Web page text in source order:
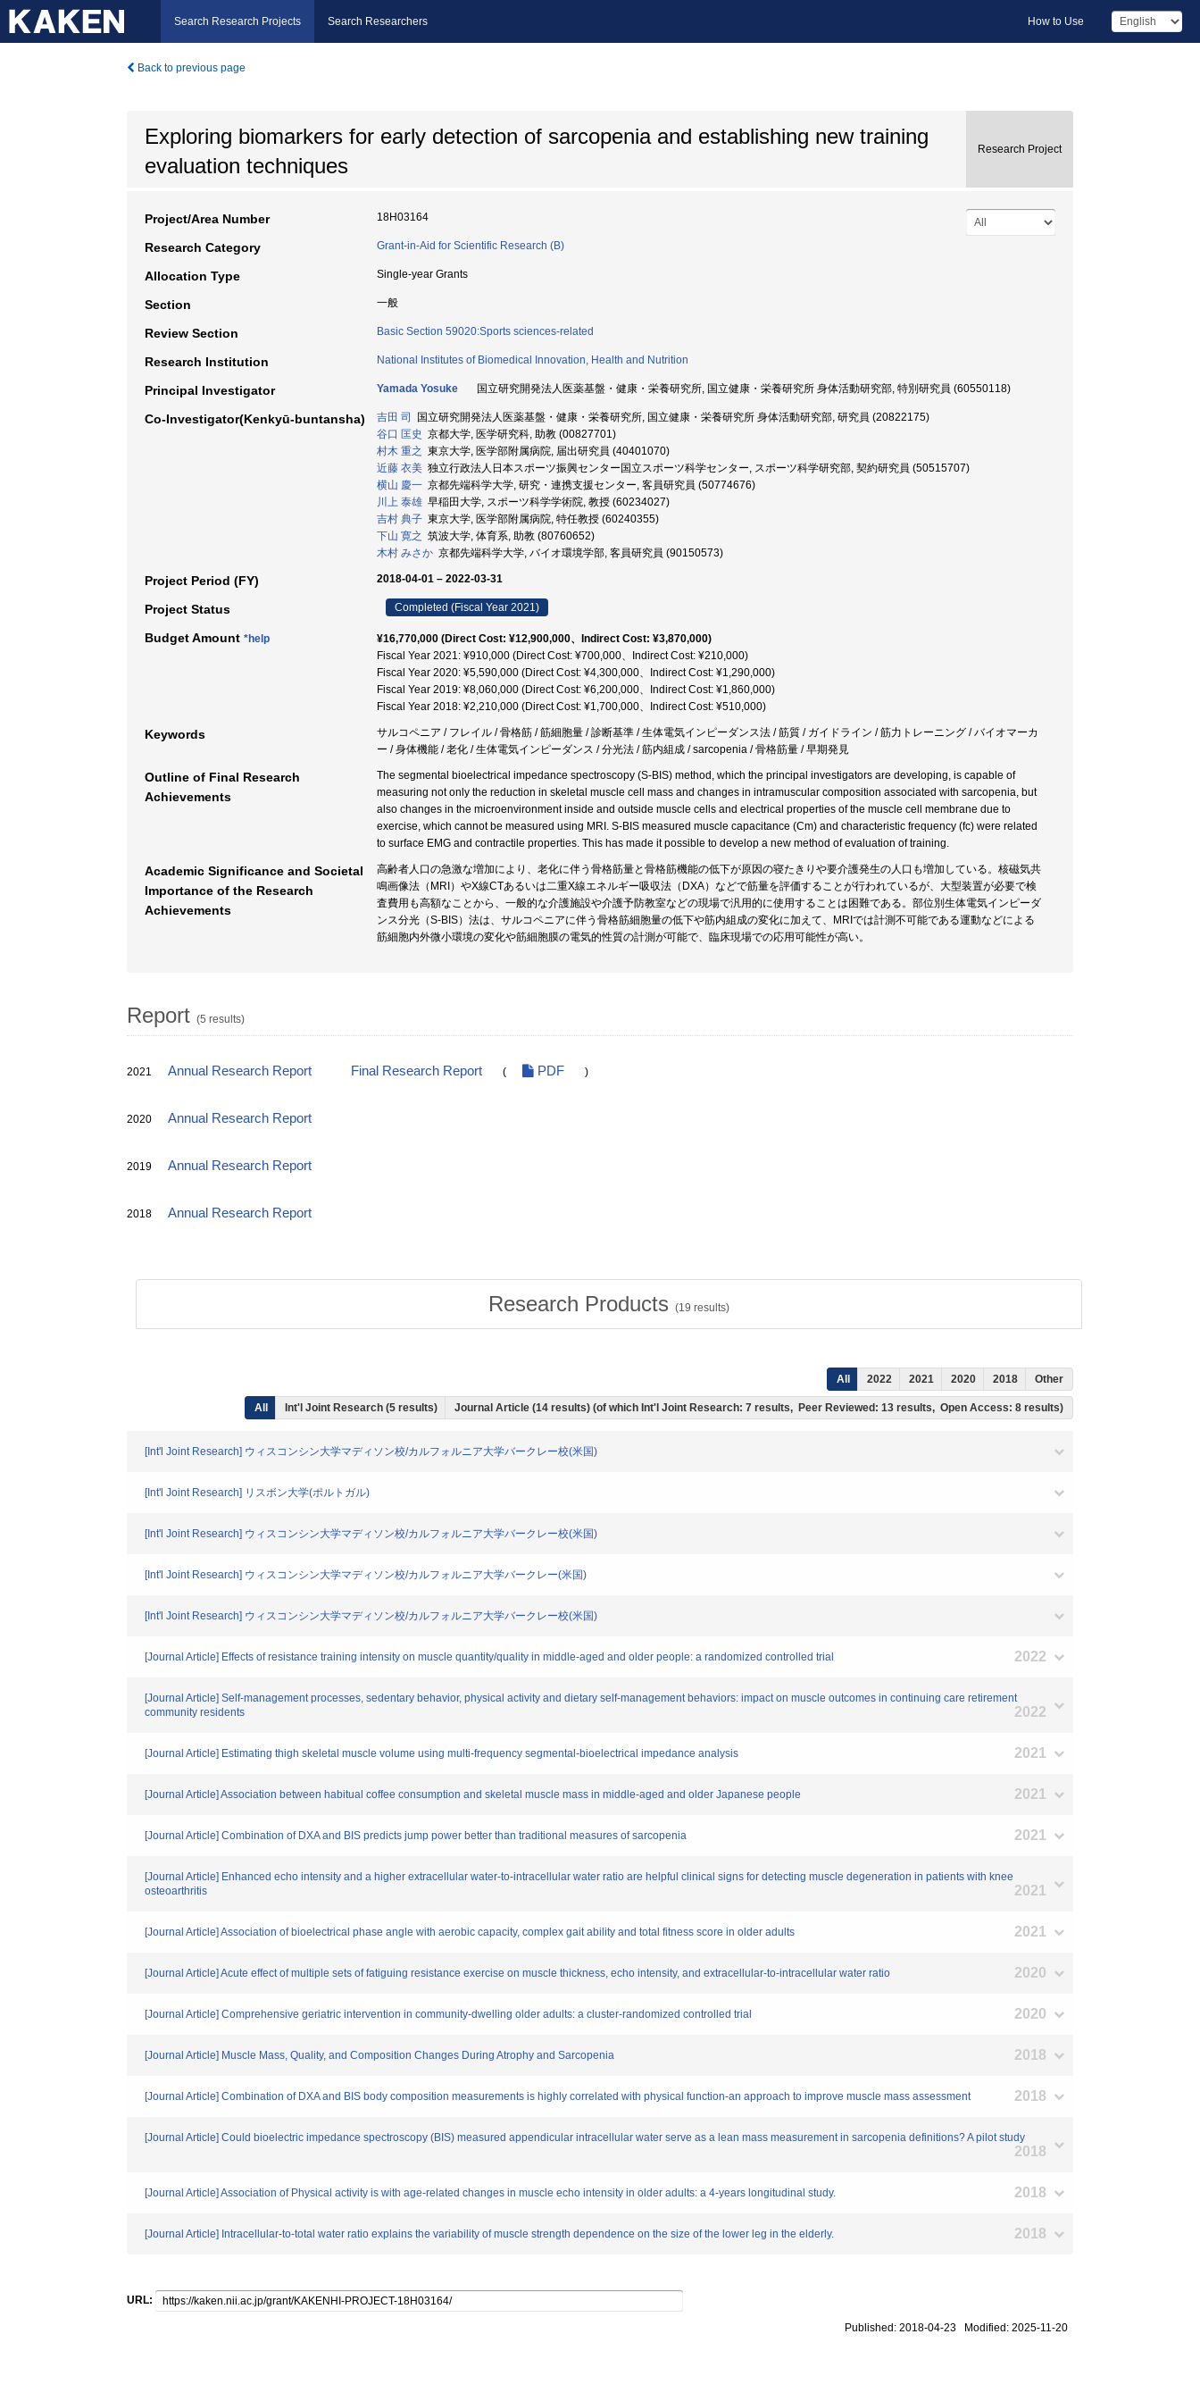
Search Research Projects Search Researchers How to Use
Back to previous page
Exploring biomarkers for early detection of sarcopenia and establishing new training
evaluation techniques
Research Project
Project/Area Number 18H03164
Research Category Grant-in-Aid for Scientific Research (B)
Allocation Type Single-year Grants
Section 一般
Review Section Basic Section 59020:Sports sciences-related
Research Institution National Institutes of Biomedical Innovation, Health and Nutrition
Principal Investigator Yamada Yosuke 国立研究開発法人医薬基盤・健康・栄養研究所, 国立健康・栄養研究所 身体活動研究部, 特別研究員 (60550118)
Co-Investigator(Kenkyū-buntansha) 吉田 司
国立研究開発法人医薬基盤・健康・栄養研究所, 国立健康・栄養研究所 身体活動研究部, 研究員 (20822175)
谷口 匡史 京都大学, 医学研究科, 助教 (00827701)
村木 重之 東京大学, 医学部附属病院, 届出研究員 (40401070)
近藤 衣美 独立行政法人日本スポーツ振興センター国立スポーツ科学センター, スポーツ科学研究部, 契約研究員 (50515707)
横山 慶一 京都先端科学大学, 研究・連携支援センター, 客員研究員 (50774676)
川上 泰雄 早稲田大学, スポーツ科学学術院, 教授 (60234027)
吉村 典子 東京大学, 医学部附属病院, 特任教授 (60240355)
下山 寛之 筑波大学, 体育系, 助教 (80760652)
木村 みさか 京都先端科学大学, バイオ環境学部, 客員研究員 (90150573)
Project Period (FY) 2018-04-01 – 2022-03-31
Project Status Completed (Fiscal Year 2021)
Budget Amount *help
¥16,770,000 (Direct Cost: ¥12,900,000、Indirect Cost: ¥3,870,000)
Fiscal Year 2021: ¥910,000 (Direct Cost: ¥700,000、Indirect Cost: ¥210,000)
Fiscal Year 2020: ¥5,590,000 (Direct Cost: ¥4,300,000、Indirect Cost: ¥1,290,000)
Fiscal Year 2019: ¥8,060,000 (Direct Cost: ¥6,200,000、Indirect Cost: ¥1,860,000)
Fiscal Year 2018: ¥2,210,000 (Direct Cost: ¥1,700,000、Indirect Cost: ¥510,000)
Keywords
サルコペニア / フレイル / 骨格筋 / 筋細胞量 / 診断基準 / 生体電気インピーダンス法 / 筋質 / ガイドライン / 筋力トレーニング / バイオマーカ
ー / 身体機能 / 老化 / 生体電気インピーダンス / 分光法 / 筋内組成 / sarcopenia / 骨格筋量 / 早期発見
Outline of Final Research
Achievements
The segmental bioelectrical impedance spectroscopy (S-BIS) method, which the principal investigators are developing, is capable of
measuring not only the reduction in skeletal muscle cell mass and changes in intramuscular composition associated with sarcopenia, but
also changes in the microenvironment inside and outside muscle cells and electrical properties of the muscle cell membrane due to
exercise, which cannot be measured using MRI. S-BIS measured muscle capacitance (Cm) and characteristic frequency (fc) were related
to surface EMG and contractile properties. This has made it possible to develop a new method of evaluation of training.
Academic Significance and Societal
Importance of the Research
Achievements
高齢者人口の急激な増加により、老化に伴う骨格筋量と骨格筋機能の低下が原因の寝たきりや要介護発生の人口も増加している。核磁気共
鳴画像法（MRI）やX線CTあるいは二重X線エネルギー吸収法（DXA）などで筋量を評価することが行われているが、大型装置が必要で検
査費用も高額なことから、一般的な介護施設や介護予防教室などの現場で汎用的に使用することは困難である。部位別生体電気インピーダ
ンス分光（S-BIS）法は、サルコペニアに伴う骨格筋細胞量の低下や筋内組成の変化に加えて、MRIでは計測不可能である運動などによる
筋細胞内外微小環境の変化や筋細胞膜の電気的性質の計測が可能で、臨床現場での応用可能性が高い。
Report (5 results)
2021 Annual Research Report Final Research Report ( PDF )
2020 Annual Research Report
2019 Annual Research Report
2018 Annual Research Report
Research Products (19 results)
All 2022 2021 2020 2018 Other
All Int'l Joint Research (5 results) Journal Article (14 results) (of which Int'l Joint Research: 7 results, Peer Reviewed: 13 results, Open Access: 8 results)
[Int'l Joint Research] ウィスコンシン大学マディソン校/カルフォルニア大学バークレー校(米国)
[Int'l Joint Research] リスボン大学(ポルトガル)
[Int'l Joint Research] ウィスコンシン大学マディソン校/カルフォルニア大学バークレー校(米国)
[Int'l Joint Research] ウィスコンシン大学マディソン校/カルフォルニア大学バークレー(米国)
[Int'l Joint Research] ウィスコンシン大学マディソン校/カルフォルニア大学バークレー校(米国)
[Journal Article] Effects of resistance training intensity on muscle quantity/quality in middle‐aged and older people: a randomized controlled trial 2022
[Journal Article] Self-management processes, sedentary behavior, physical activity and dietary self-management behaviors: impact on muscle outcomes in continuing care retirement
community residents
2022
[Journal Article] Estimating thigh skeletal muscle volume using multi-frequency segmental-bioelectrical impedance analysis 2021
[Journal Article] Association between habitual coffee consumption and skeletal muscle mass in middle‐aged and older Japanese people 2021
[Journal Article] Combination of DXA and BIS predicts jump power better than traditional measures of sarcopenia 2021
[Journal Article] Enhanced echo intensity and a higher extracellular water-to-intracellular water ratio are helpful clinical signs for detecting muscle degeneration in patients with knee
osteoarthritis
2021
[Journal Article] Association of bioelectrical phase angle with aerobic capacity, complex gait ability and total fitness score in older adults 2021
[Journal Article] Acute effect of multiple sets of fatiguing resistance exercise on muscle thickness, echo intensity, and extracellular-to-intracellular water ratio 2020
[Journal Article] Comprehensive geriatric intervention in community‐dwelling older adults: a cluster‐randomized controlled trial 2020
[Journal Article] Muscle Mass, Quality, and Composition Changes During Atrophy and Sarcopenia 2018
[Journal Article] Combination of DXA and BIS body composition measurements is highly correlated with physical function-an approach to improve muscle mass assessment 2018
[Journal Article] Could bioelectric impedance spectroscopy (BIS) measured appendicular intracellular water serve as a lean mass measurement in sarcopenia definitions? A pilot study
2018
[Journal Article] Association of Physical activity is with age-related changes in muscle echo intensity in older adults: a 4-years longitudinal study. 2018
[Journal Article] Intracellular-to-total water ratio explains the variability of muscle strength dependence on the size of the lower leg in the elderly. 2018
URL:
Published: 2018-04-23 Modified: 2025-11-20